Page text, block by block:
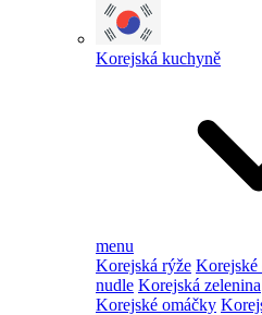
Korejská kuchyně
menu
Korejská rýže Korejské
nudle Korejská zelenina
Korejské omáčky